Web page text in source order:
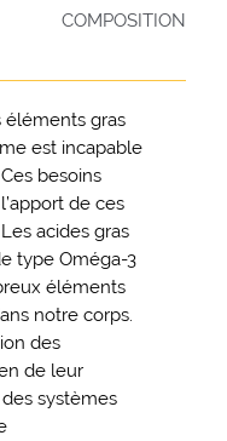
COMPOSITION
éléments gras
est incapable
besoins
de ces
acides gras
type Oméga-3
éléments
notre corps.
des
de leur
systèmes